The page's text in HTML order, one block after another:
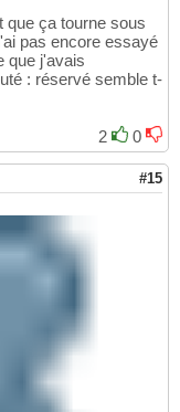
que ça tourne sous
pas encore essayé
que j'avais
: réservé semble t-
2
0
#15